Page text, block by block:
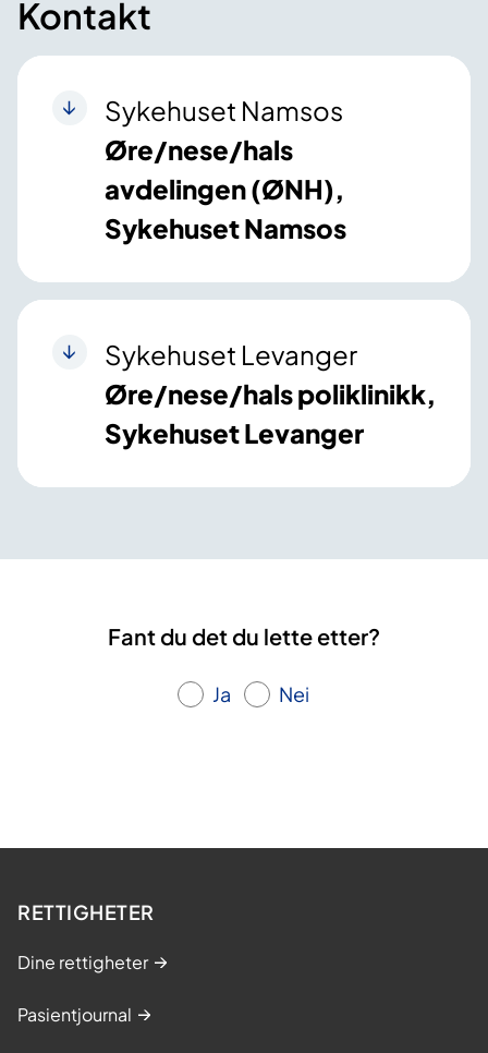
Kontakt
Sykehuset Namsos
Øre/nese/hals
avdelingen (ØNH),
Sykehuset Namsos
Sykehuset Levanger
Øre/nese/hals poliklinikk,
Sykehuset Levanger
Fant du det du lette etter?
Ja Nei
RETTIGHETER
Dine rettigheter
Pasientjournal